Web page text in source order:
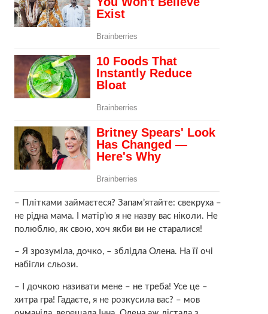
– Плітками займаєтеся? Запам’ятайте: свекруха –
не рідна мама. І матір’ю я не назву вас ніколи. Не
полюблю, як свою, хоч якби ви не старалися!
– Я зрозуміла, дочко, – зблідла Олена. На її очі
набігли сльoзи.
– І дочкою називати мене – не треба! Усе це –
хитра гра! Гадаєте, я не розкусила вас? – мов